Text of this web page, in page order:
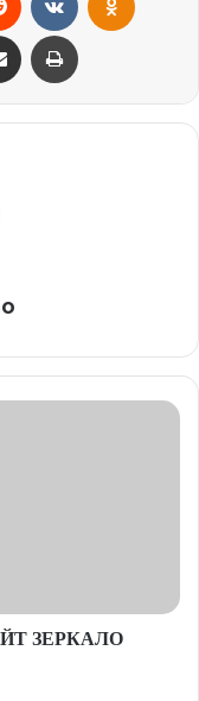
Compartilhar via e-mail Imprimir
ЗЕРКАЛО